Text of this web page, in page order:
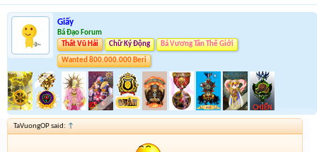
Giấy
Bá Đạo Forum
Thất Vũ Hải
Chữ Ký Động Bá Vương Tân Thế Giới
Wanted 800.000.000 Beri
TaVuongOP said: ↑